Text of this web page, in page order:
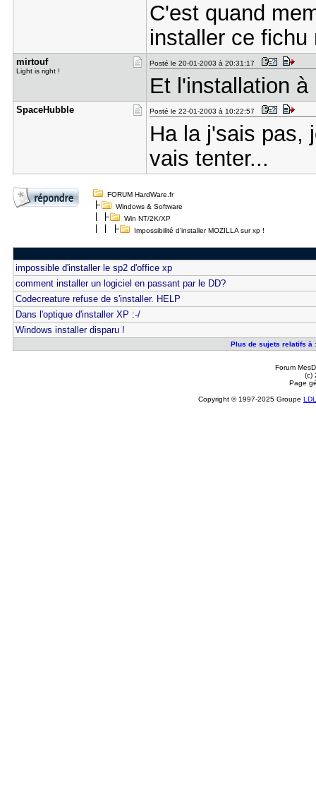
C'est quand
installer ce
mirtouf
Light is right !
Posté le 20-01-2003 à 20:31:17
Et l'installation
SpaceHubbl​e Posté le 22-01-2003 à 10:22:57
Ha la j'sais pas,
vais tenter...
FORUM HardWare.fr
Windows & Software
Win NT/2K/XP
Impossibilité d'installer MOZILLA sur xp !
impossible d'installer le sp2 d'office xp
comment installer un logiciel en passant par le DD?
Codecreature refuse de s'installer. HELP
Dans l'optique d'installer XP :-/
Windows installer disparu !
Plus de sujets relatifs à
Forum
(c)
Page
Copyright © 1997-2025 Groupe